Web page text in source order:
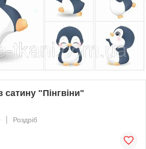
сатину "Пінгвіни"
Роздріб